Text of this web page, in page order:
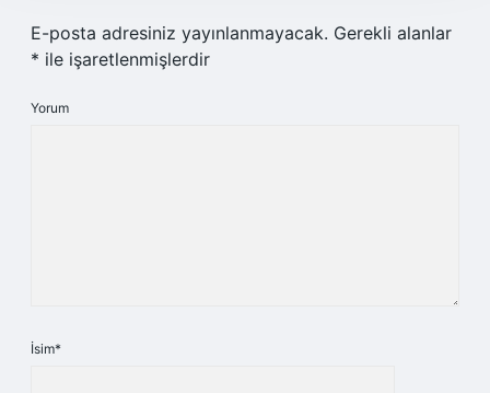
E-posta adresiniz yayınlanmayacak. Gerekli alanlar
* ile işaretlenmişlerdir
Yorum
İsim*